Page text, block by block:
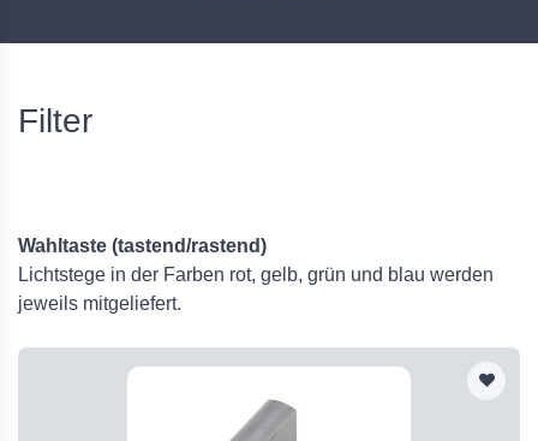
Filter
Wahltaste (tastend/rastend)
Lichtstege in der Farben rot, gelb, grün und blau werden
jeweils mitgeliefert.